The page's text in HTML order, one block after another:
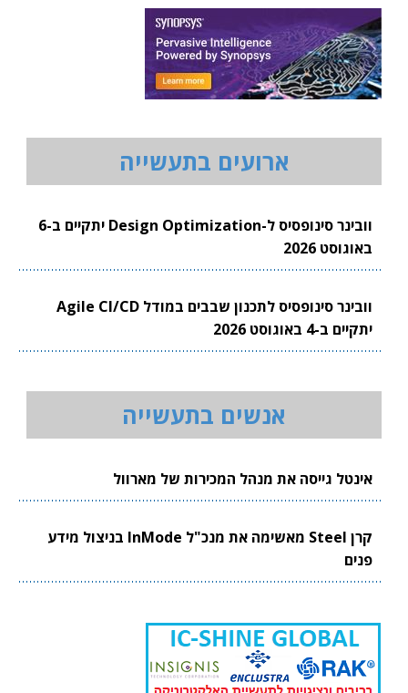
ארועים בתעשייה
וובינר סינופסיס ל-Design Optimization יתקיים ב-6
באוגוסט 2026
וובינר סינופסיס לתכנון שבבים במודל Agile CI/CD
יתקיים ב-4 באוגוסט 2026
אנשים בתעשייה
אינטל גייסה את מנהל המכירות של מארוול
קרן Steel מאשימה את מנכ"ל InMode בניצול מידע
פנים